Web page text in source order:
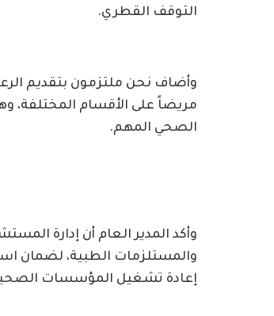
التوقف القطري.
مريضاً على الأقسام المختلفة،
الصحي المهم.
وأكد المدير العام أن إدارة
والمستلزمات الطبية، لضمان
إعادة تشغيل المؤسسات الصحية